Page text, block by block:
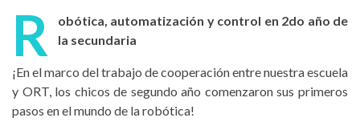
R
obótica, automatización y control en 2do año de
la secundaria
¡En el marco del trabajo de cooperación entre nuestra escuela
y ORT, los chicos de segundo año comenzaron sus primeros
pasos en el mundo de la robótica!